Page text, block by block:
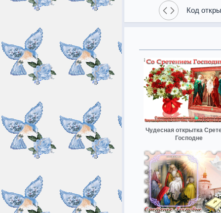
Код
Чудесная открытка
Господне